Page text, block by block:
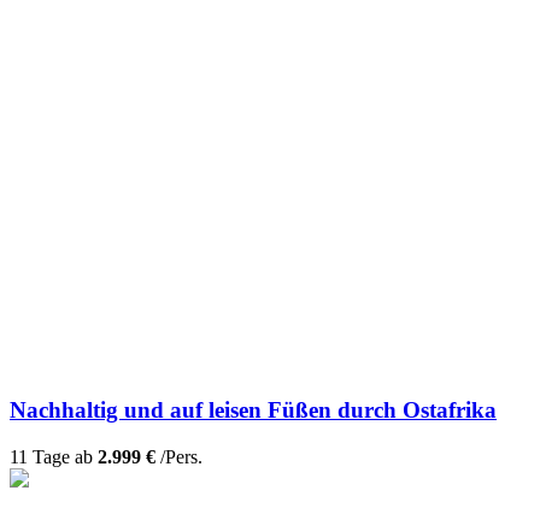
Nachhaltig und auf leisen Füßen durch Ostafrika
11 Tage ab 2.999 € /Pers.